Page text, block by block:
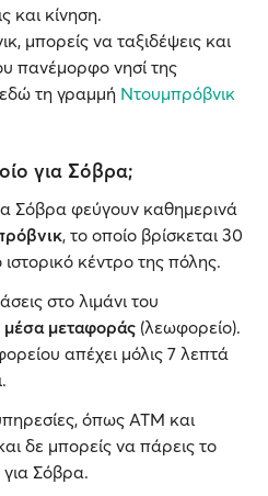
και κίνηση.
μπορείς να ταξιδέψεις και
πανέμορφο νησί της
τη γραμμή Ντουμπρόβνικ
για Σόβρα;
Σόβρα φεύγουν καθημερινά
, το οποίο βρίσκεται 30
κέντρο της πόλης.
στο λιμάνι του
μέσα μεταφοράς (λεωφορείο).
απέχει μόλις 7 λεπτά
όπως ATM και
δε μπορείς να πάρεις το
Σόβρα.